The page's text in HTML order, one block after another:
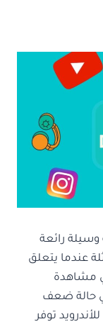
وسيلة رائعة
عندما يتعلق
في مشاهدة
في حالة ضعف
توفر